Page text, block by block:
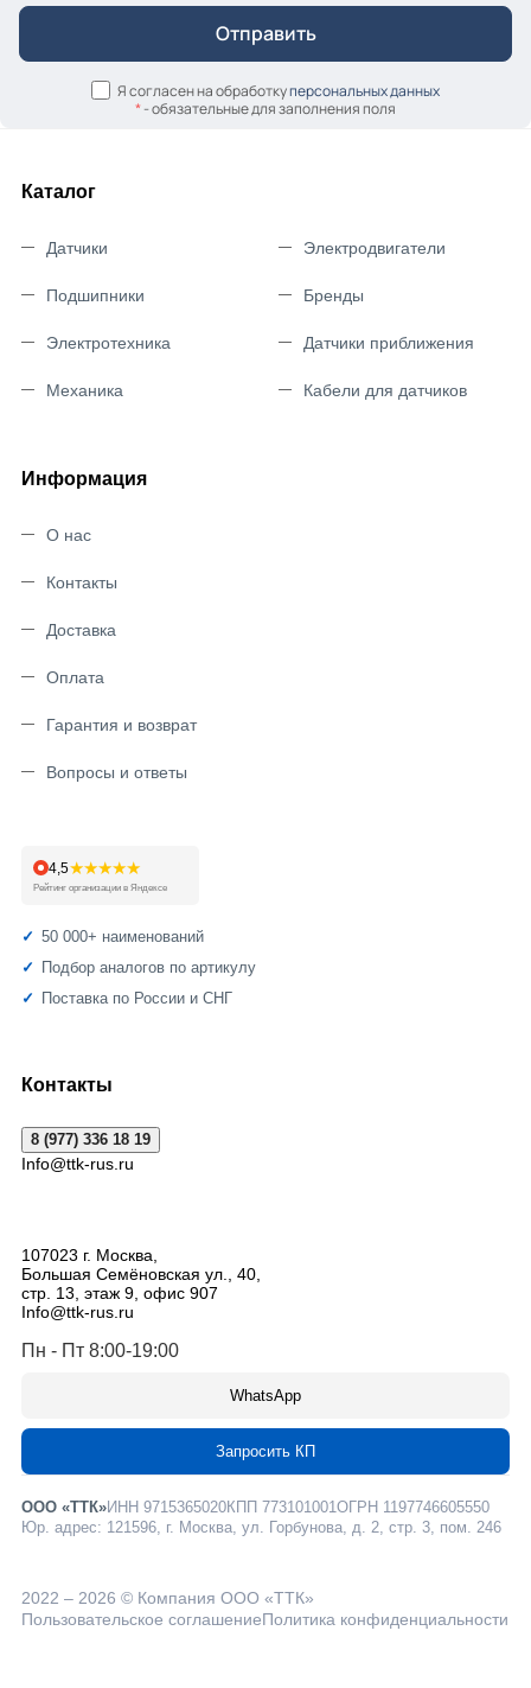
Я согласен на обработкуперсональных данных
*- обязательные для заполнения поля
Каталог
Датчики
Подшипники
Электротехника
Механика
Электродвигатели
Бренды
Датчики приближения
Кабели для датчиков
Информация
О нас
Контакты
Доставка
Оплата
Гарантия и возврат
Вопросы и ответы
4,5★★★★★
Рейтинг организации в Яндексе
50 000+ наименований
Подбор аналогов по артикулу
Поставка по России и СНГ
Контакты
8 (977) 336 18 19
Info@ttk-rus.ru
107023 г. Москва,
Большая Семёновская ул., 40,
стр. 13, этаж 9, офис 907
Info@ttk-rus.ru
Пн - Пт 8:00-19:00
WhatsApp
Запросить КП
ООО «ТТК»ИНН 9715365020КПП 773101001ОГРН 1197746605550
Юр. адрес: 121596, г. Москва, ул. Горбунова, д. 2, стр. 3, пом. 246
2022 – 2026 © Компания ООО «ТТК»
Пользовательское соглашениеПолитика конфиденциальности